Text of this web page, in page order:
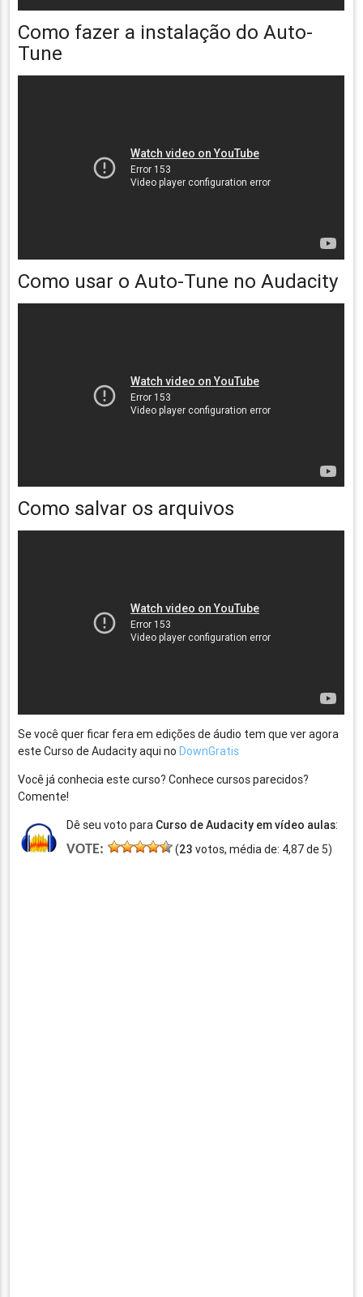
Como fazer a instalação do Auto-
Tune
Como usar o Auto-Tune no Audacity
Como salvar os arquivos
Se você quer ficar fera em edições de áudio tem que ver agora
este Curso de Audacity aqui noDownGratis
Você já conhecia este curso? Conhece cursos parecidos?
Comente!
Dê seu voto para Curso de Audacity em vídeo aulas:
VOTE: (23 votos, média de: 4,87de 5)